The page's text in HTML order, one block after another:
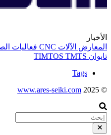
الأخبار
المعارض الآلات CNC فعاليات
تايوان
TIMTOS TMTS
Tags
© 2025
www.ares-seiki.com